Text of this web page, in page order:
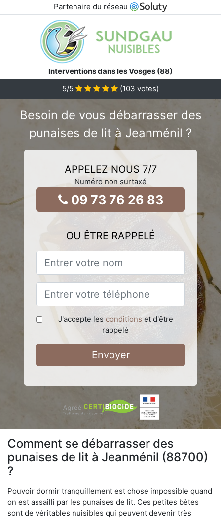
Partenaire du réseau
Interventions dans les Vosges (88)
5/5 (103 votes)
Besoin de vous débarrasser des
punaises de lit à Jeanménil ?
APPELEZ NOUS 7/7
Numéro non surtaxé
09 73 76 26 83
OU ÊTRE RAPPELÉ
J'accepte les conditions et d'être
rappelé
Envoyer
Comment se débarrasser des
punaises de lit à Jeanménil (88700)
?
Pouvoir dormir tranquillement est chose impossible quand
on est assailli par les punaises de lit. Ces petites bêtes
sont de véritables nuisibles qui peuvent devenir très